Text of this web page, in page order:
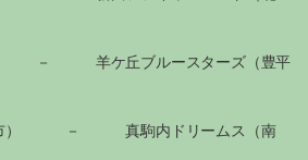
） － 羊ケ丘ブルースターズ（豊平
狩市） － 真駒内ドリームス（南